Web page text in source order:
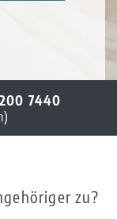
7440
zu?